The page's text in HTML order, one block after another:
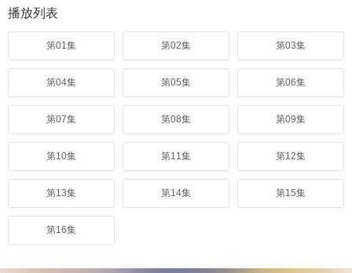
播放列表
第01集 第02集 第03集
第04集 第05集 第06集
第07集 第08集 第09集
第10集 第11集 第12集
第13集 第14集 第15集
第16集